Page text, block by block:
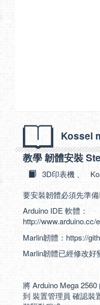
Kossel
教學 韌體安裝
3D印表機
要安裝韌體必須先準備
Arduino IDE 軟體：
http://www.arduino.cc/
Marlin韌體： https://
Marlin韌體已經修改好
將 Arduino Mega
到 裝置管理員 確認裝